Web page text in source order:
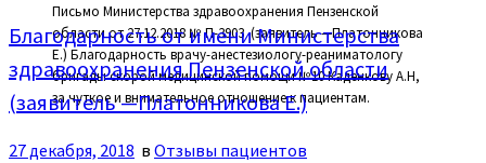
Письмо Министерства здравоохранения Пензенской
области от 27.12.2018 № П-3903 (заявитель —Платонникова
Е.) Благодарность врачу-анестезиологу-реаниматологу
бригады скорой медицинской помощи №10 Каденкову А.Н,
за чуткое и внимательное отношение к пациентам.
Благодарность от имени Министерства
здравоохранения Пензенской области
(заявитель —Платонникова Е.)
27 декабря, 2018 в Отзывы пациентов